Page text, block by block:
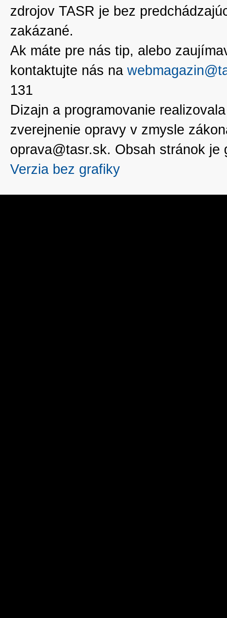
zdrojov TASR je bez
zakázané.
Ak máte pre nás tip, alebo
kontaktujte nás na
131
Dizajn a programovanie
zverejnenie opravy v zmysle
oprava@tasr.sk. Obsah stránok
Verzia bez grafiky